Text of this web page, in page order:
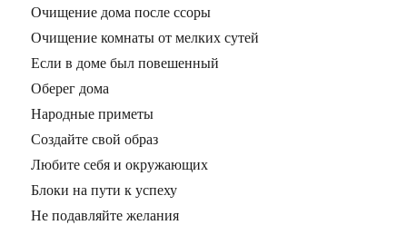
Очищение дома после ссоры
Очищение комнаты от мелких сутей
Если в доме был повешенный
Оберег дома
Народные приметы
Создайте свой образ
Любите себя и окружающих
Блоки на пути к успеху
Не подавляйте желания